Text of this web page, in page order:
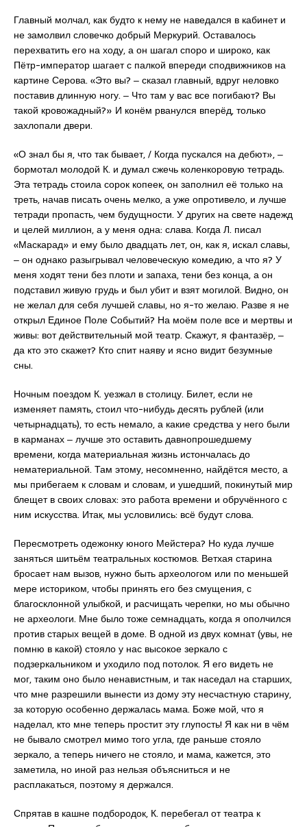
Главный молчал, как будто к нему не наведался в кабинет и
не замолвил словечко добрый Меркурий. Оставалось
перехватить его на ходу, а он шагал споро и широко, как
Пётр-император шагает с палкой впереди сподвижников на
картине Серова. «Это вы? ‒ сказал главный, вдруг неловко
поставив длинную ногу. ‒ Что там у вас все погибают? Вы
такой кровожадный?» И конём рванулся вперёд, только
захлопали двери.
«О знал бы я, что так бывает, / Когда пускался на дебют», ‒
бормотал молодой К. и думал сжечь коленкоровую тетрадь.
Эта тетрадь стоила сорок копеек, он заполнил её только на
треть, начав писать очень мелко, а уже опротивело, и лучше
тетради пропасть, чем будущности. У других на свете надежд
и целей миллион, а у меня одна: слава. Когда Л. писал
«Маскарад» и ему было двадцать лет, он, как я, искал славы,
‒ он однако разыгрывал человеческую комедию, а что я? У
меня ходят тени без плоти и запаха, тени без конца, а он
подставил живую грудь и был убит и взят могилой. Видно, он
не желал для себя лучшей славы, но я-то желаю. Разве я не
открыл Единое Поле Событий? На моём поле все и мертвы и
живы: вот действительный мой театр. Скажут, я фантазёр, ‒
да кто это скажет? Кто спит наяву и ясно видит безумные
сны.
Ночным поездом К. уезжал в столицу. Билет, если не
изменяет память, стоил что-нибудь десять рублей (или
четырнадцать), то есть немало, а какие средства у него были
в карманах ‒ лучше это оставить давнопрошедшему
времени, когда материальная жизнь истончалась до
нематериальной. Там этому, несомненно, найдётся место, а
мы прибегаем к словам и словам, и ушедший, покинутый мир
блещет в своих словах: это работа времени и обручённого с
ним искусства. Итак, мы условились: всё будут слова.
Пересмотреть одежонку юного Мейстера? Но куда лучше
заняться шитьём театральных костюмов. Ветхая старина
бросает нам вызов, нужно быть археологом или по меньшей
мере историком, чтобы принять его без смущения, с
благосклонной улыбкой, и расчищать черепки, но мы обычно
не археологи. Мне было тоже семнадцать, когда я ополчился
против старых вещей в доме. В одной из двух комнат (увы, не
помню в какой) стояло у нас высокое зеркало с
подзеркальником и уходило под потолок. Я его видеть не
мог, таким оно было ненавистным, и так наседал на старших,
что мне разрешили вынести из дому эту несчастную старину,
за которую особенно держалась мама. Боже мой, что я
наделал, кто мне теперь простит эту глупость! Я как ни в чём
не бывало смотрел мимо того угла, где раньше стояло
зеркало, а теперь ничего не стояло, и мама, кажется, это
заметила, но иной раз нельзя объясниться и не
расплакаться, поэтому я держался.
Спрятав в кашне подбородок, К. перебегал от театра к